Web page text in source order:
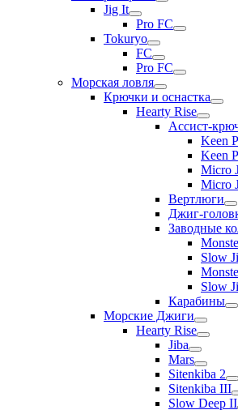
Jig It
Pro FC
Tokuryo
FC
Pro FC
Морская ловля
Крючки и оснастка
Hearty Rise
Ассист-
Keen
Keen
Micro
Micro
Вертлюги
Джиг-
Заводные
Slow
Slow
Карабины
Морские Джиги
Hearty Rise
Jiba
Mars
Sitenkiba 2
Sitenkiba III
Slow Deep II